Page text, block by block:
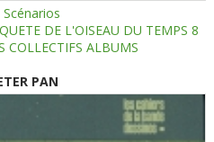
DE L'OISEAU DU TEMPS 8
COLLECTIFS ALBUMS
PAN